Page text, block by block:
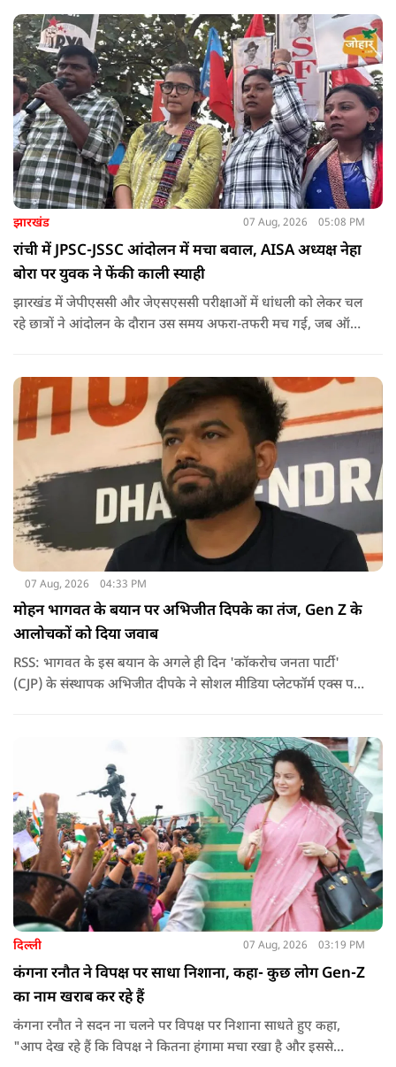
झारखंड 07 Aug, 2026 05:08 PM
रांची में JPSC-JSSC आंदोलन में मचा बवाल, AISA अध्यक्ष नेहा
बोरा पर युवक ने फेंकी काली स्याही
झारखंड में जेपीएससी और जेएसएससी परीक्षाओं में धांधली को लेकर चल
रहे छात्रों ने आंदोलन के दौरान उस समय अफरा-तफरी मच गई, जब ऑल
07 Aug, 2026 04:33 PM
मोहन भागवत के बयान पर अभिजीत दिपके का तंज, Gen Z के
आलोचकों को दिया जवाब
RSS: भागवत के इस बयान के अगले ही दिन 'कॉकरोच जनता पार्टी'
(CJP) के संस्थापक अभिजीत दीपके ने सोशल मीडिया प्लेटफॉर्म एक्स पर
दिल्ली 07 Aug, 2026 03:19 PM
कंगना रनौत ने विपक्ष पर साधा निशाना, कहा- कुछ लोग Gen-Z
का नाम खराब कर रहे हैं
कंगना रनौत ने सदन ना चलने पर विपक्ष पर निशाना साधते हुए कहा,
"आप देख रहे हैं कि विपक्ष ने कितना हंगामा मचा रखा है और इससे